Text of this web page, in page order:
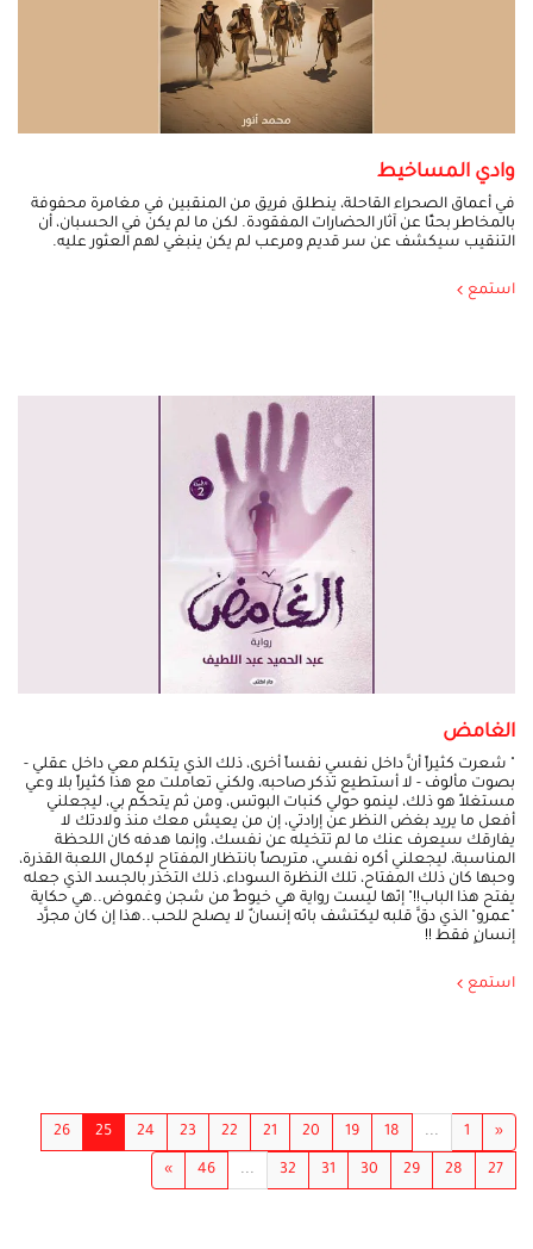
وادي المساخيط
في أعماق الصحراء القاحلة، ينطلق فريق من المنقبين في مغامرة محفوفة
بالمخاطر بحثًا عن آثار الحضارات المفقودة. لكن ما لم يكن في الحسبان، أن
التنقيب سيكشف عن سر قديم ومرعب لم يكن ينبغي لهم العثور عليه.
استمع
الغامض
" شعرت كثيراً أنَّ داخل نفسي نفساً أخرى، ذلك الذي يتكلم معي داخل عقلي -
بصوت مألوف - لا أستطيع تذكر صاحبه، ولكني تعاملت مع هذا كثيراً بلا وعي
مستغلاً هو ذلك، لينمو حولي كنبات البوتس، ومن ثم يتحكم بي، ليجعلني
أفعل ما يريد بغض النظر عن إرادتي، إن من يعيش معك منذ ولادتك لا
يفارقك سيعرف عنك ما لم تتخيله عن نفسك، وإنما هدفه كان اللحظة
المناسبة، ليجعلني أكره نفسي، متربصاً بانتظار المفتاح لإكمال اللعبة القذرة،
وحبها كان ذلك المفتاح، تلك النظرة السوداء، ذلك التخذر بالجسد الذي جعله
يفتح هذا الباب!!" إنّها ليست رواية هي خيوطٌ من شجن وغموض..هي حكاية
"عمرو" الذي دقَّ قلبه ليكتشف بانّه إنسانٌ لا يصلح للحب..هذا إن كان مجرَّد
إنسانٍ فقط !!
استمع
«
1
...
18
19
20
21
22
23
24
25
26
27
28
29
30
31
32
...
46
»